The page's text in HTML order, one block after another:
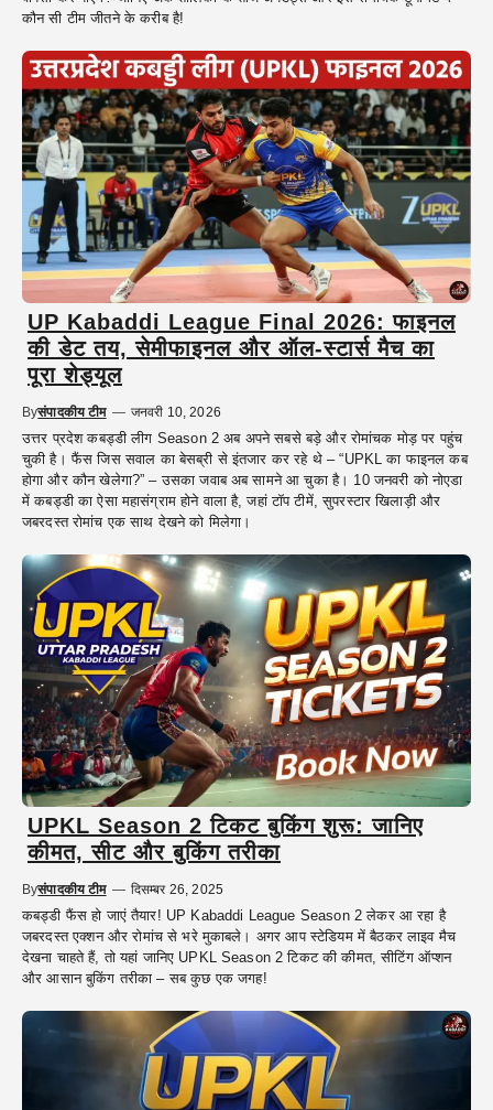
कौन सी टीम जीतने के करीब है!
UP Kabaddi League Final 2026: फाइनल
की डेट तय, सेमीफाइनल और ऑल-स्टार्स मैच का
पूरा शेड्यूल
Byसंपादकीय टीम — जनवरी 10, 2026
उत्तर प्रदेश कबड्डी लीग Season 2 अब अपने सबसे बड़े और रोमांचक मोड़ पर पहुंच
चुकी है। फैंस जिस सवाल का बेसब्री से इंतजार कर रहे थे – “UPKL का फाइनल कब
होगा और कौन खेलेगा?” – उसका जवाब अब सामने आ चुका है। 10 जनवरी को नोएडा
में कबड्डी का ऐसा महासंग्राम होने वाला है, जहां टॉप टीमें, सुपरस्टार खिलाड़ी और
जबरदस्त रोमांच एक साथ देखने को मिलेगा।
UPKL Season 2 टिकट बुकिंग शुरू: जानिए
कीमत, सीट और बुकिंग तरीका
Byसंपादकीय टीम — दिसम्बर 26, 2025
कबड्डी फैंस हो जाएं तैयार! UP Kabaddi League Season 2 लेकर आ रहा है
जबरदस्त एक्शन और रोमांच से भरे मुकाबले। अगर आप स्टेडियम में बैठकर लाइव मैच
देखना चाहते हैं, तो यहां जानिए UPKL Season 2 टिकट की कीमत, सीटिंग ऑप्शन
और आसान बुकिंग तरीका – सब कुछ एक जगह!